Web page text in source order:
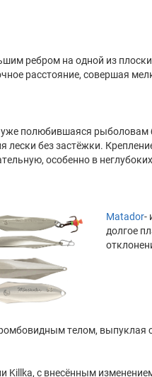
ребром на одной из
расстояние, совершая
уже полюбившаяся рыболовам
лески без застёжки.
особенно в
Matador-
долгое
телом, выпуклая
Killka, с внесённым